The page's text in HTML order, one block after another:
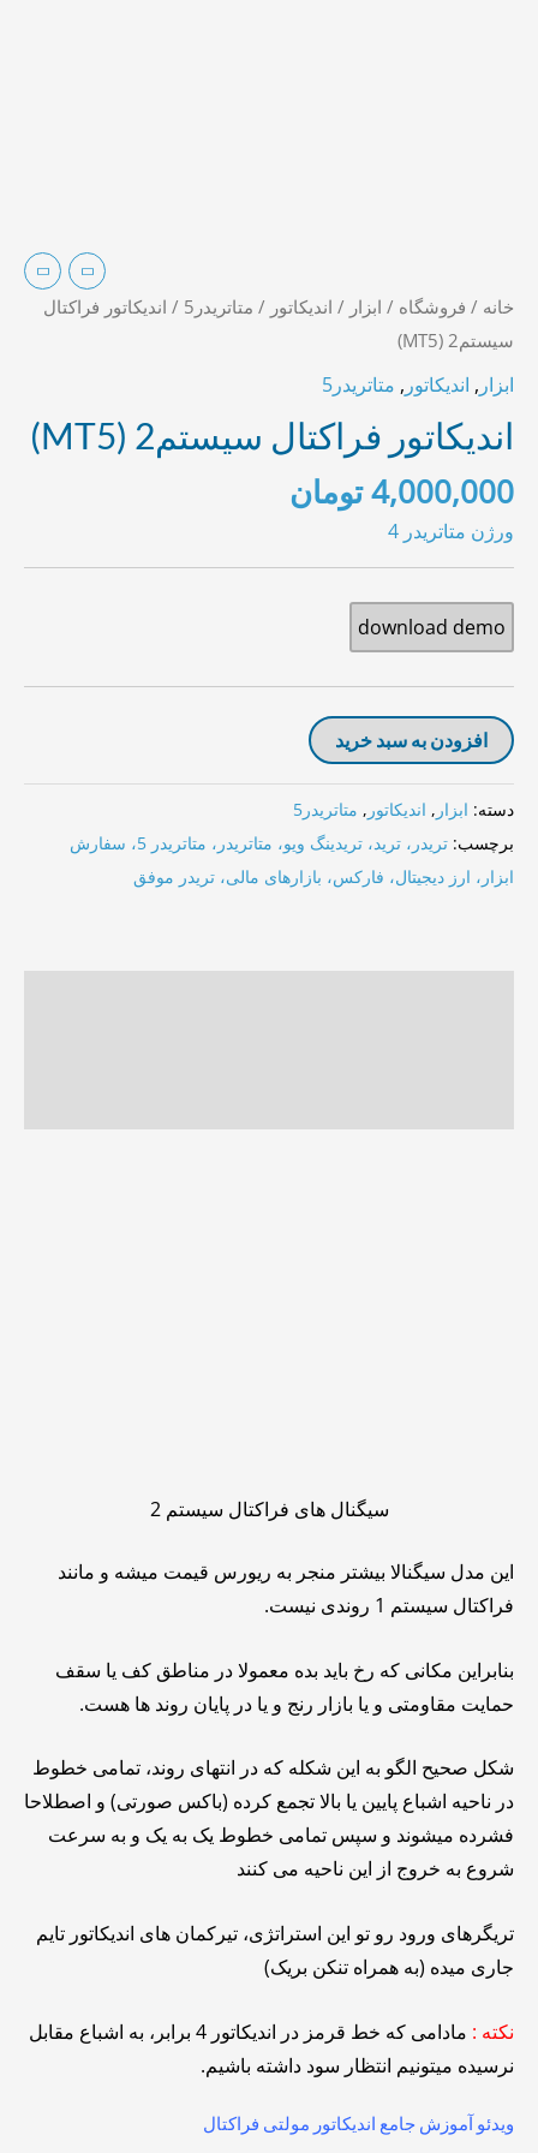
خانه / فروشگاه / ابزار / اندیکاتور / متاتریدر5
/ اندیکاتور فراکتال
سیستم2 (MT5)
ابزار , اندیکاتور , متاتریدر5
اندیکاتور فراکتال سیستم2 (MT5)
4,000,000 تومان
ورژن متاتریدر 4
download demo
افزودن به سبد خرید
دسته: ابزار , اندیکاتور , متاتریدر5
برچسب:
تریدر، ترید، تریدینگ ویو، متاتریدر، متاتریدر 5، سفارش
ابزار، ارز دیجیتال، فارکس، بازارهای مالی، تریدر موفق
سیگنال های فراکتال سیستم 2
این مدل سیگنالا بیشتر منجر به ریورس قیمت میشه و مانند
فراکتال سیستم 1 روندی نیست.
بنابراین مکانی که رخ باید بده معمولا در مناطق کف یا سقف
حمایت مقاومتی و یا بازار رنج و یا در پایان روند ها هست.
شکل صحیح الگو به این شکله که در انتهای روند، تمامی خطوط
در ناحیه اشباع پایین یا بالا تجمع کرده (باکس صورتی) و اصطلاحا
فشرده میشوند و سپس تمامی خطوط یک به یک و به سرعت
شروع به خروج از این ناحیه می کنند
تریگرهای ورود رو تو این استراتژی، تیرکمان های اندیکاتور تایم
جاری میده (به همراه تنکن بریک)
نکته :
مادامی که خط قرمز در اندیکاتور 4 برابر، به اشباع مقابل
نرسیده میتونیم انتظار سود داشته باشیم.
ویدئو آموزش جامع اندیکاتور مولتی فراکتال